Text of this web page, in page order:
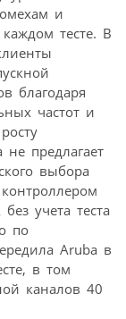
и
тесте. В
благодаря
частот и
не предлагает
выбора
учета теста
по
Aruba в
в том
каналов 40